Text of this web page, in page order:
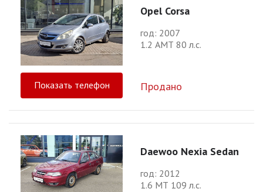
Opel Corsa
год: 2007
1.2 АМТ 80 л.с.
Показать телефон Продано
Daewoo Nexia Sedan
год: 2012
1.6 МТ 109 л.с.